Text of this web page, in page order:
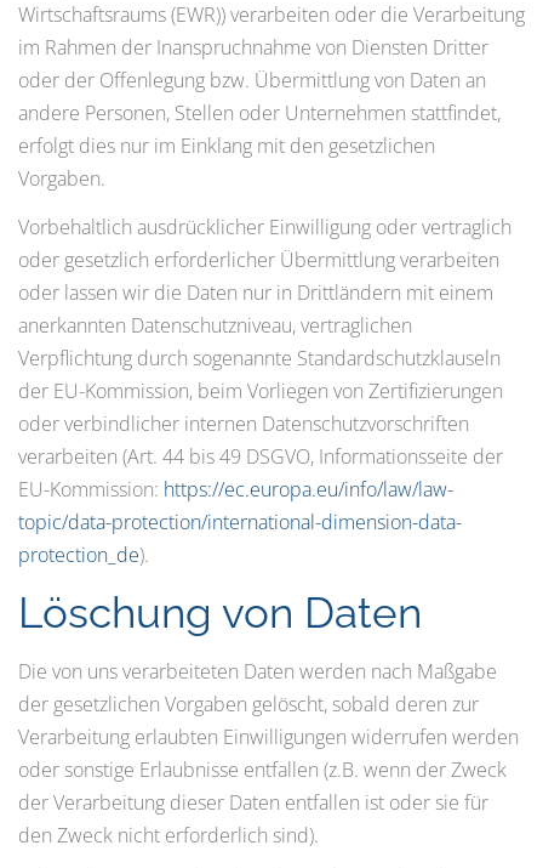
Wirtschaftsraums (EWR)) verarbeiten oder die Verarbeitung
im Rahmen der Inanspruchnahme von Diensten Dritter
oder der Offenlegung bzw. Übermittlung von Daten an
andere Personen, Stellen oder Unternehmen stattfindet,
erfolgt dies nur im Einklang mit den gesetzlichen
Vorgaben.
Vorbehaltlich ausdrücklicher Einwilligung oder vertraglich
oder gesetzlich erforderlicher Übermittlung verarbeiten
oder lassen wir die Daten nur in Drittländern mit einem
anerkannten Datenschutzniveau, vertraglichen
Verpflichtung durch sogenannte Standardschutzklauseln
der EU-Kommission, beim Vorliegen von Zertifizierungen
oder verbindlicher internen Datenschutzvorschriften
verarbeiten (Art. 44 bis 49 DSGVO, Informationsseite der
EU-Kommission: https://ec.europa.eu/info/law/law-
topic/data-protection/international-dimension-data-
protection_de).
Löschung von Daten
Die von uns verarbeiteten Daten werden nach Maßgabe
der gesetzlichen Vorgaben gelöscht, sobald deren zur
Verarbeitung erlaubten Einwilligungen widerrufen werden
oder sonstige Erlaubnisse entfallen (z.B. wenn der Zweck
der Verarbeitung dieser Daten entfallen ist oder sie für
den Zweck nicht erforderlich sind).